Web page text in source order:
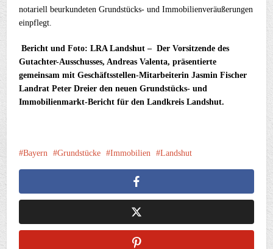
notariell beurkundeten Grundstücks- und Immobilienveräußerungen
einpflegt.
Bericht und Foto: LRA Landshut – Der Vorsitzende des
Gutachter-Ausschusses, Andreas Valenta, präsentierte
gemeinsam mit Geschäftsstellen-Mitarbeiterin Jasmin Fischer
Landrat Peter Dreier den neuen Grundstücks- und
Immobilienmarkt-Bericht für den Landkreis Landshut.
Bayern Grundstücke Immobilien Landshut